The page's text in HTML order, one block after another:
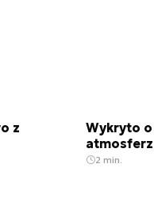
z
Wykryto
2 min.